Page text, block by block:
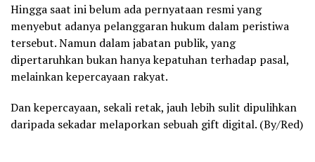
Hingga saat ini belum ada pernyataan resmi yang
menyebut adanya pelanggaran hukum dalam peristiwa
tersebut. Namun dalam jabatan publik, yang
dipertaruhkan bukan hanya kepatuhan terhadap pasal,
melainkan kepercayaan rakyat.
Dan kepercayaan, sekali retak, jauh lebih sulit dipulihkan
daripada sekadar melaporkan sebuah gift digital. (By/Red)